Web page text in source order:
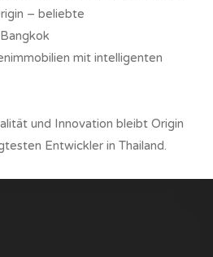
– beliebte
mit intelligenten
und Innovation bleibt Origin
Entwickler in Thailand.